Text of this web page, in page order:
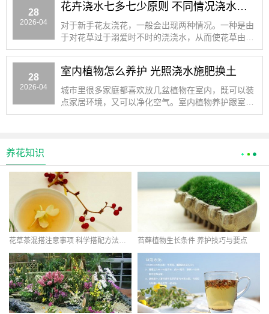
28
2026-04
花卉浇水七多七少原则 不同情况浇水方法
对于新手花友浇花，一般会出现两种情况。一种是由
于对花草过于溺爱时不时的浇浇水，从而使花草由于
水分过大被涝死。别
28
2026-04
室内植物怎么养护 光照浇水施肥换土
城市里很多家庭都喜欢放几盆植物在室内，既可以装
点家居环境，又可以净化空气。室内植物养护跟室外
植物在空气、温度、
养花知识
花草茶混搭注意事项 科学搭配方法分享 苔藓植物生长条件 养护技巧与要点